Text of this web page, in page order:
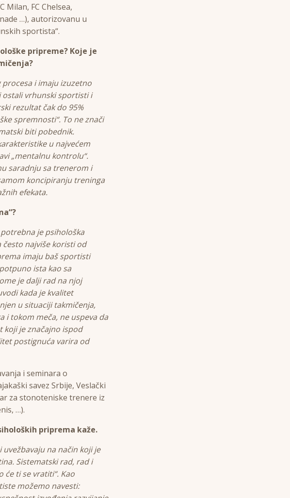
Milan, FC Chelsea,
…), autorizovanu u
sportista“.
pripreme? Koje je
i imaju izuzetno
ostali vrhunski sportisti i
rezultat čak do 95%
spremnosti“. To ne znači
biti pobednik.
u najvećem
„mentalnu kontrolu“.
saradnju sa trenerom i
koncipiranju treninga
efekata.
je psihološka
najviše koristi od
imaju baš sportisti
ista kao sa
je dalji rad na njoj
kada je kvalitet
u situaciji takmičenja,
i tokom meča, ne uspeva da
je značajno ispod
postignuća varira od
i seminara o
savez Srbije, Veslački
za stonoteniske trenere iz
…).
priprema kaže.
na način koji je
Sistematski rad, rad i
će ti se vratiti“. Kao
možemo navesti: